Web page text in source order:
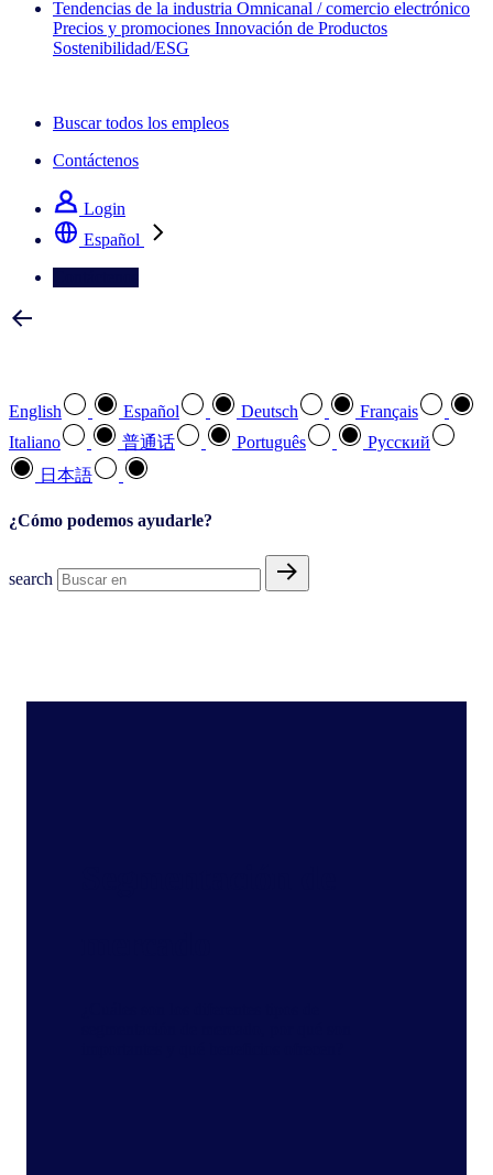
Tendencias de la industria Omnicanal / comercio electrónico
Precios y promociones Innovación de Productos
Sostenibilidad/ESG
Buscar todos los empleos
Contáctenos
Login
Español
English Español Deutsch
Français
Italiano
普通话 Português
Pусский
日本語
¿Cómo podemos ayudarle?
search